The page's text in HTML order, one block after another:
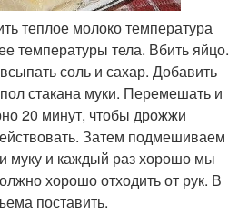
теплое молоко температура
температуры тела. Вбить яйцо.
соль и сахар. Добавить
стакана муки. Перемешать и
20 минут, чтобы дрожжи
Затем подмешиваем
муку и каждый раз хорошо мы
хорошо отходить от рук. В
поставить.